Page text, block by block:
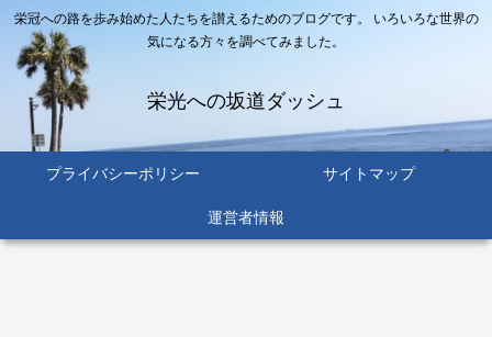
栄冠への路を歩み始めた人たちを讃えるためのブログです。 いろいろな世界の
気になる方々を調べてみました。
栄光への坂道ダッシュ
プライバシーポリシー サイトマップ
運営者情報